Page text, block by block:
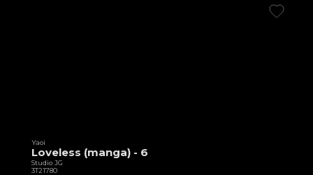
Yaoi
Loveless (manga) - 6
Studio JG
3T21780